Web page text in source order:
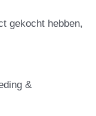
gekocht hebben,